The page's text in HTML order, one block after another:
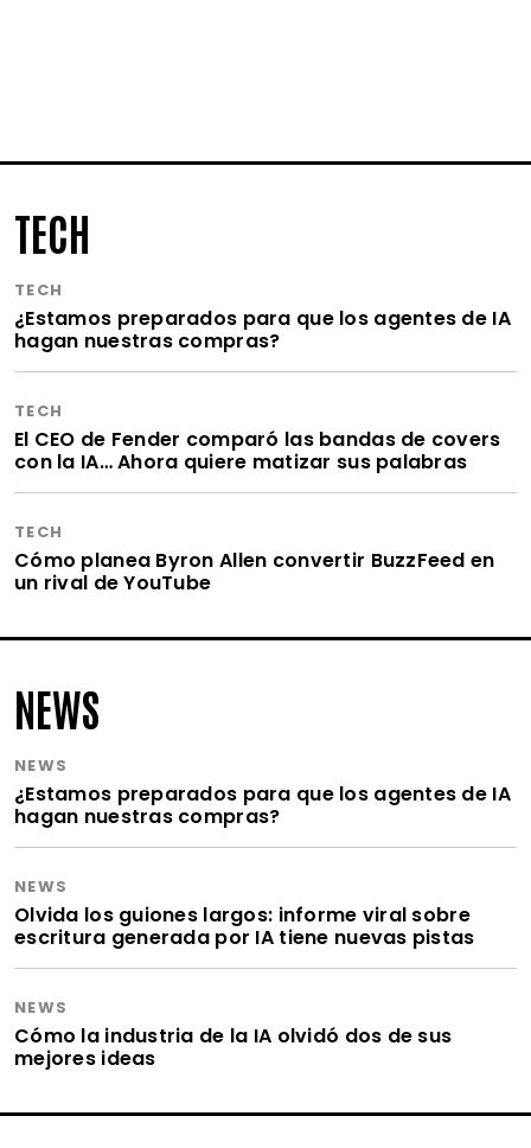
TECH
TECH
¿Estamos preparados para que los agentes de IA
hagan nuestras compras?
TECH
El CEO de Fender comparó las bandas de covers
con la IA… Ahora quiere matizar sus palabras
TECH
Cómo planea Byron Allen convertir BuzzFeed en
un rival de YouTube
NEWS
NEWS
¿Estamos preparados para que los agentes de IA
hagan nuestras compras?
NEWS
Olvida los guiones largos: informe viral sobre
escritura generada por IA tiene nuevas pistas
NEWS
Cómo la industria de la IA olvidó dos de sus
mejores ideas